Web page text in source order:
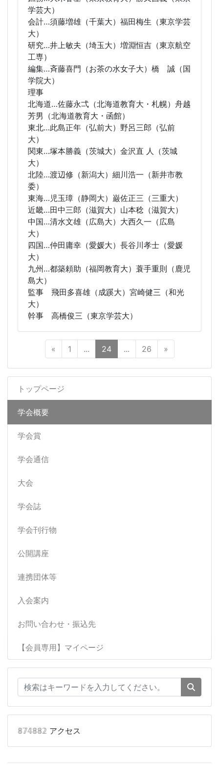
トップページ
学会概要
学会賞
学会通信
大会
学会誌
学会刊行物
公開講座
連携団体等
入会案内
お問い合わせ・振込先
【会員専用】マイページ
𝟠𝟟𝟜𝟠𝟠𝟚 アクセス
学芸大）
会計…須藤増雄（千葉大）福田梅生（東京学芸
大）
研究…井上敏夫（埼玉大）増淵恒吉（東京航空
工専）
編集…斉藤喜門（お茶の水女子大）橋 誠（国
学院大）
理事
北海道…佐藤永弌（北海道教育大・札幌）舟越
芳男（北海道教育大・函館）
東北…此島正年（弘前大）野呂三郎（弘前
大）
関東…塚本勝義（茨城大）金沢直 人（茨城
大）
北陸…渡辺修（新潟大）細川浩一（新井市教
委）
東海…児玉璋（静岡大）巌佐正三（三重大）
近畿…田中三郎（滋賀大）山本稔（滋賀大）
中国…清水文雄（広島大）大西久一（広島
大）
四国…仲田庸幸（愛媛大）長谷川孝士（愛媛
大）
九州…都築頼助（福岡教育大）蓑手重則（鹿児
島大）
監事 飛田多喜雄（成蹊大）宮崎健三（和光
大）
幹事 高橋俊三（東京学芸大）
« 1 ... 24 ... 26 »